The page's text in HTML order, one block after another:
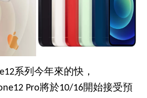
系列今年來的快，
Pro將於10/16開始接受預